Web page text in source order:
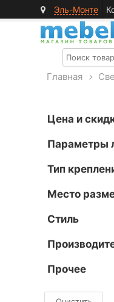
Эль-Монте
Главная >
Цена и
Параметры
Тип
Место
Стиль
Прочее